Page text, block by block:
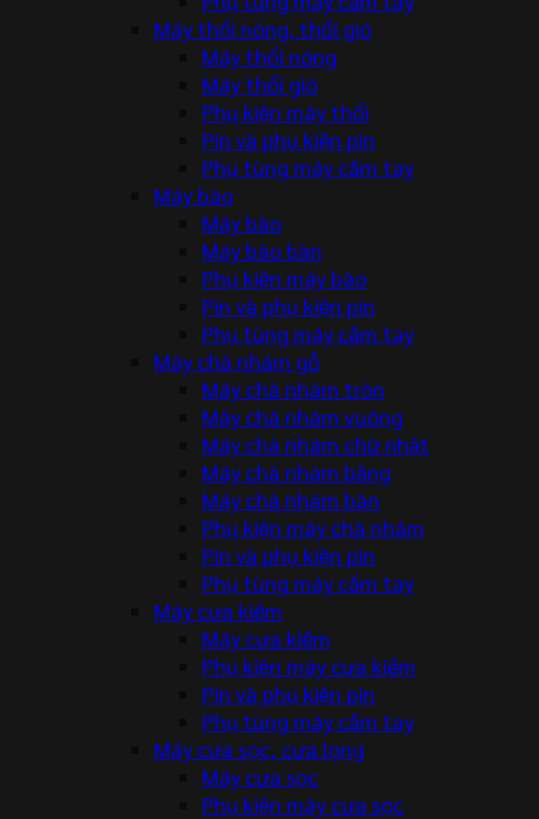
Máy thổi nóng, thổi gió
Máy thổi nóng
Máy thổi gió
Phụ kiện máy thổi
Pin và phụ kiện pin
Phụ tùng máy cầm tay
Máy bào
Máy bào
Máy bào bàn
Phụ kiện máy bào
Pin và phụ kiện pin
Phụ tùng máy cầm tay
Máy chà nhám gỗ
Máy chà nhám tròn
Máy chà nhám vuông
Máy chà nhám chữ nhật
Máy chà nhám băng
Máy chà nhám bàn
Phụ kiện máy chà nhám
Pin và phụ kiện pin
Phụ tùng máy cầm tay
Máy cưa kiếm
Máy cưa kiếm
Phụ kiện máy cưa kiếm
Pin và phụ kiện pin
Phụ tùng máy cầm tay
Máy cưa sọc, cưa lọng
Máy cưa sọc
Phụ kiện máy cưa sọc